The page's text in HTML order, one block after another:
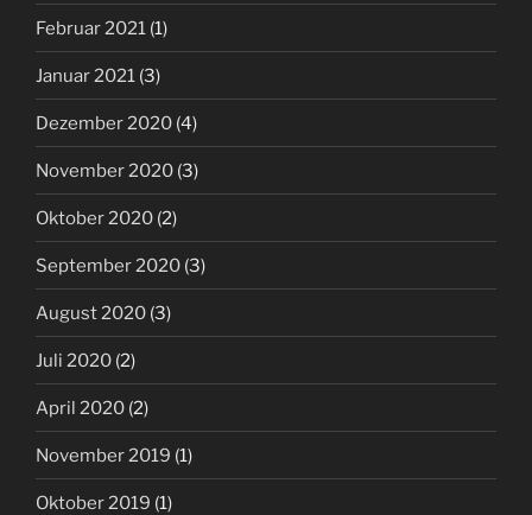
Februar 2021 (1)
Januar 2021 (3)
Dezember 2020 (4)
November 2020 (3)
Oktober 2020 (2)
September 2020 (3)
August 2020 (3)
Juli 2020 (2)
April 2020 (2)
November 2019 (1)
Oktober 2019 (1)